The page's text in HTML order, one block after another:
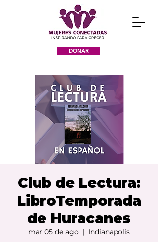
DONAR
Club de Lectura:
LibroTemporada
de Huracanes
mar 05 de ago
  |
Indianapolis